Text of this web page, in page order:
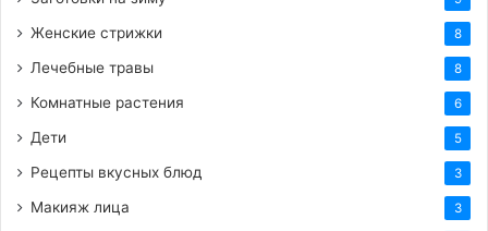
BB-код для вставки на форум:
Ссылка на изображение:
Женские стрижки 8
Лечебные травы 8
Комнатные растения 6
Дети 5
Рецепты вкусных блюд 3
Макияж лица 3